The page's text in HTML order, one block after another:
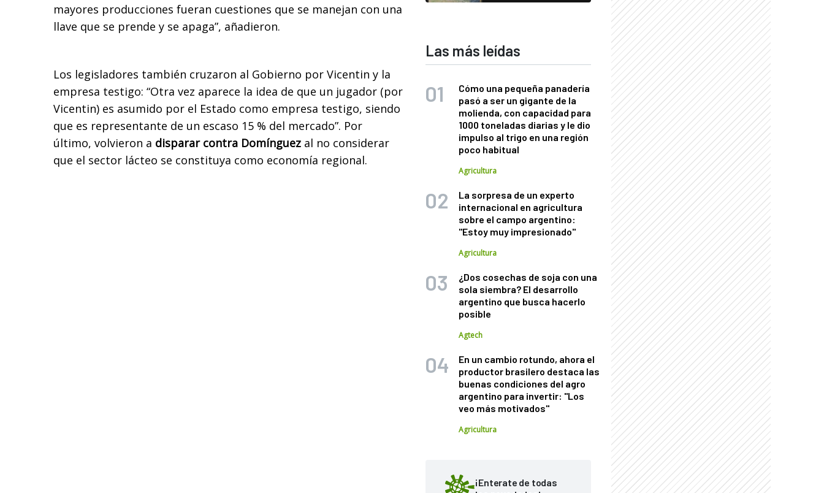
mayores producciones fueran cuestiones que se manejan con una
llave que se prende y se apaga”, añadieron.
Los legisladores también cruzaron al Gobierno por Vicentin y la
empresa testigo: “Otra vez aparece la idea de que un jugador (por
Vicentin) es asumido por el Estado como empresa testigo, siendo
que es representante de un escaso 15 % del mercado”. Por
último, volvieron a disparar contra Domínguez al no considerar
que el sector lácteo se constituya como economía regional.
Las más leídas
Cómo una pequeña panadería
pasó a ser un gigante de la
molienda, con capacidad para
1000 toneladas diarias y le dio
impulso al trigo en una región
poco habitual
Agricultura
La sorpresa de un experto
internacional en agricultura
sobre el campo argentino:
"Estoy muy impresionado"
Agricultura
¿Dos cosechas de soja con una
sola siembra? El desarrollo
argentino que busca hacerlo
posible
Agtech
En un cambio rotundo, ahora el
productor brasilero destaca las
buenas condiciones del agro
argentino para invertir: "Los
veo más motivados"
Agricultura
¡Enterate de todas